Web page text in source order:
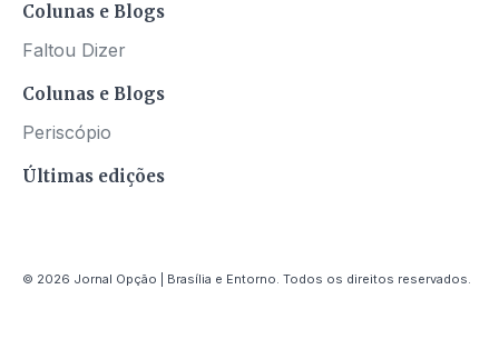
Colunas e Blogs
Faltou Dizer
Colunas e Blogs
Periscópio
Últimas edições
© 2026 Jornal Opção | Brasília e Entorno. Todos os direitos reservados.